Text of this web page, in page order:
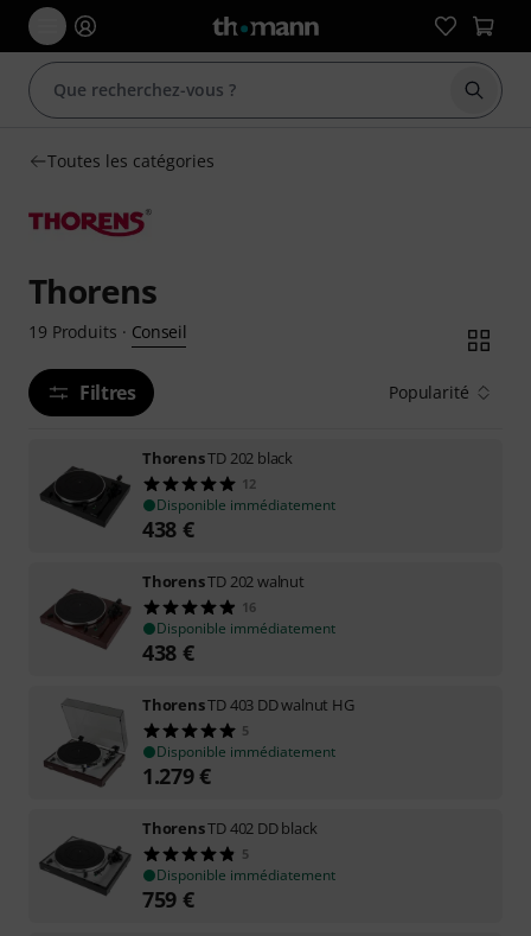
Toutes les catégories
Thorens
19 Produits · Conseil
Filtres Popularité
ThorensTD 202 black
12
Disponible immédiatement
438 €
ThorensTD 202 walnut
16
Disponible immédiatement
438 €
ThorensTD 403 DD walnut HG
5
Disponible immédiatement
1.279€
ThorensTD 402 DD black
5
Disponible immédiatement
759 €